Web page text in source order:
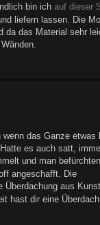
bin ichauf dieser
liefern lassen. Die
da das Material sehr
wenn das Ganze
es auch satt,
und man
angeschafft. Die
Überdachung aus
hast dir eine